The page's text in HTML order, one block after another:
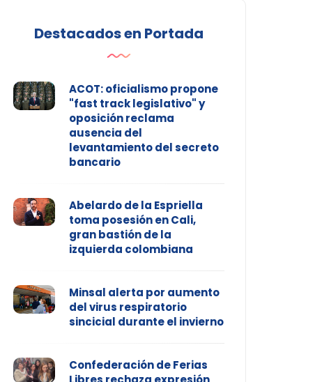
Destacados en Portada
ACOT: oficialismo propone
"fast track legislativo" y
oposición reclama
ausencia del
levantamiento del secreto
bancario
Abelardo de la Espriella
toma posesión en Cali,
gran bastión de la
izquierda colombiana
Minsal alerta por aumento
del virus respiratorio
sincicial durante el invierno
Confederación de Ferias